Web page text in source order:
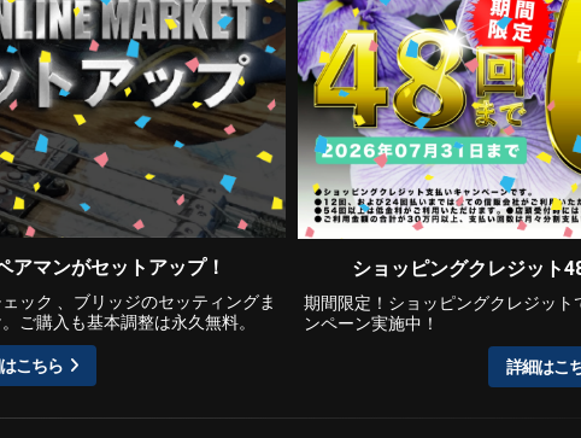
アマンがセットアップ！
ック 、ブリッジのセッティングま
ご購入も基本調整は永久無料。
こちら
ショッピングクレジット
期間限定！ショッピングクレジッ
ンペーン実施中！
詳細はこ